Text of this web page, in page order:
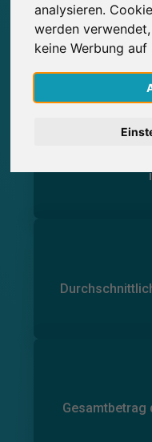
analysieren.
werden
keine Werbung auf
Über
Über
Gesamtbetrag
Gesamtbetrag